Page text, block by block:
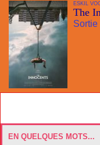
ESKIL
The
Sortie
EN QUELQUES MOTS...